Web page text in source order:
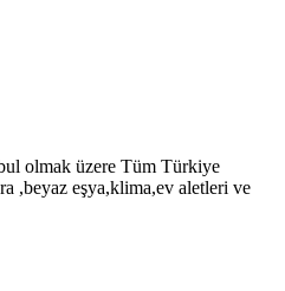
olmak üzere Tüm Türkiye
,beyaz eşya,klima,ev aletleri ve